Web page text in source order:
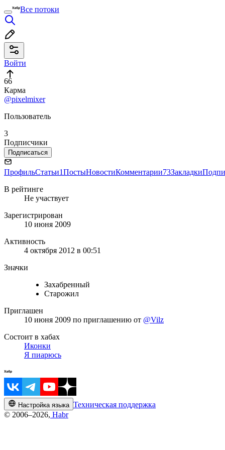
Все потоки
Войти
66
Карма
@pixelmixer
Пользователь
3
Подписчики
Подписаться
ПрофильСтатьи1ПостыНовостиКомментарии73Закладки
В рейтинге
Не участвует
Зарегистрирован
10 июня 2009
Активность
4 октября 2012 в 00:51
Значки
Захабренный
Старожил
Приглашен
10 июня 2009 по приглашению от @Vilz
Состоит в хабах
Иконки
Я пиарюсь
Настройка языка Техническая поддержка
© 2006–2026, Habr